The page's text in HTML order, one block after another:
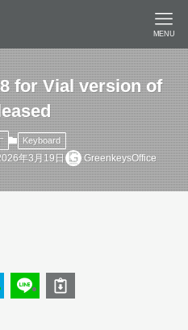
MENU
for Vial version of
Keyboard
年3月19日 GreenkeysOffice